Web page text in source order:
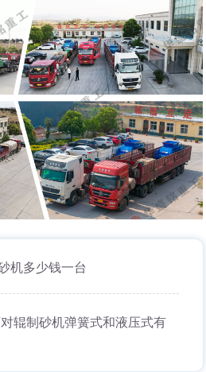
机多少钱一台
辊制砂机弹簧式和液压式有